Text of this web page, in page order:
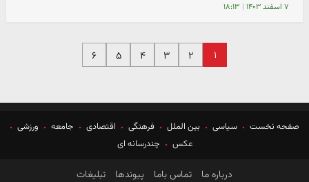
۷ اسفند ۱۴۰۳ | ۱۸:۱۳
۱ ۲ ۳ ۴ ۵ ۶
صفحه نخست سیاسی بین الملل فرهنگی اقتصادی جامعه
ورزشی
عکس
چندرسانه ای
درباره ما تماس باما پیوندها تبلیغات